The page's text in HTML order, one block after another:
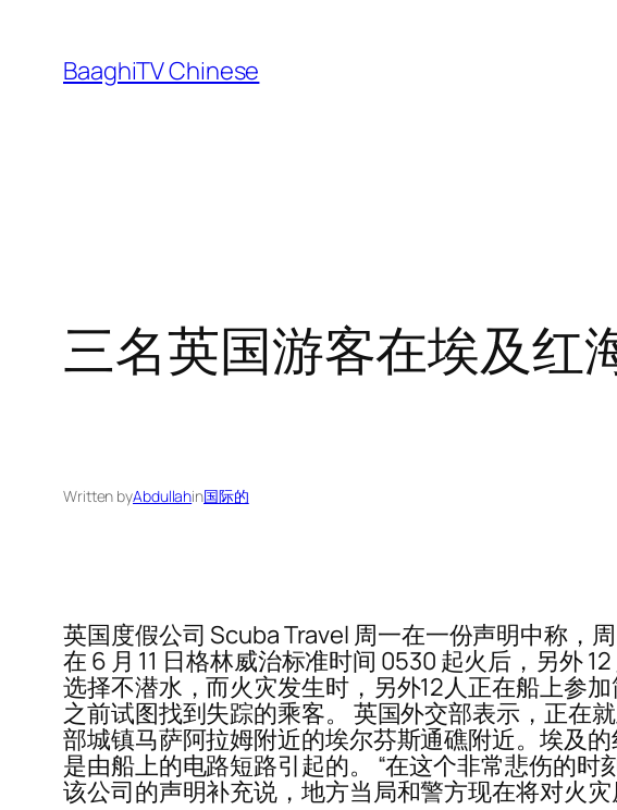
content
BaaghiTV Chinese
三名英国游客在埃及红
Written byAbdullahin国际的
英国度假公司 Scuba Travel 周一在一份声明中称，
在 6 月 11 日格林威治标准时间 0530 起火后，另外
选择不潜水，而火灾发生时，另外12人正在船上参
之前试图找到失踪的乘客。 英国外交部表示，正在
部城镇马萨阿拉姆附近的埃尔芬斯通礁附近。埃及
是由船上的电路短路引起的。 “在这个非常悲伤的时
该公司的声明补充说，地方当局和警方现在将对火灾